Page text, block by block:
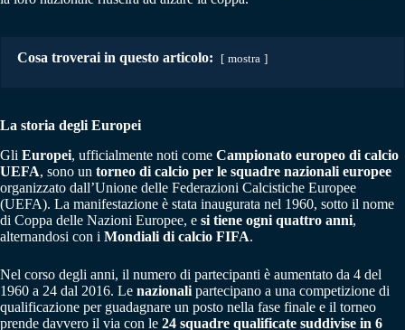
Cosa troverai in questo articolo: mostra
La storia degli Europei
Gli Europei, ufficialmente noti come Campionato europeo di calcio
UEFA, sono un torneo di calcio per le squadre nazionali europee
organizzato dall’Unione delle Federazioni Calcistiche Europee
(UEFA). La manifestazione è stata inaugurata nel 1960, sotto il nome
di Coppa delle Nazioni Europee, e si tiene ogni quattro anni,
alternandosi con i Mondiali di calcio FIFA.
Nel corso degli anni, il numero di partecipanti è aumentato da 4 del
1960 a 24 dal 2016. Le nazionali partecipano a una competizione di
qualificazione per guadagnare un posto nella fase finale e il torneo
prende davvero il via con le 24 squadre qualificate suddivise in 6